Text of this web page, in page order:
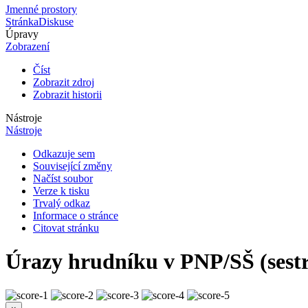
Jmenné prostory
StránkaDiskuse
Úpravy
Zobrazení
Číst
Zobrazit zdroj
Zobrazit historii
Nástroje
Nástroje
Odkazuje sem
Související změny
Načíst soubor
Verze k tisku
Trvalý odkaz
Informace o stránce
Citovat stránku
Úrazy hrudníku v PNP/SŠ